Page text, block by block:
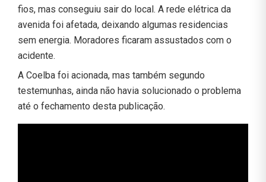
fios, mas conseguiu sair do local. A rede elétrica da
avenida foi afetada, deixando algumas residencias
sem energia. Moradores ficaram assustados com o
acidente.
A Coelba foi acionada, mas também segundo
testemunhas, ainda não havia solucionado o problema
até o fechamento desta publicação.